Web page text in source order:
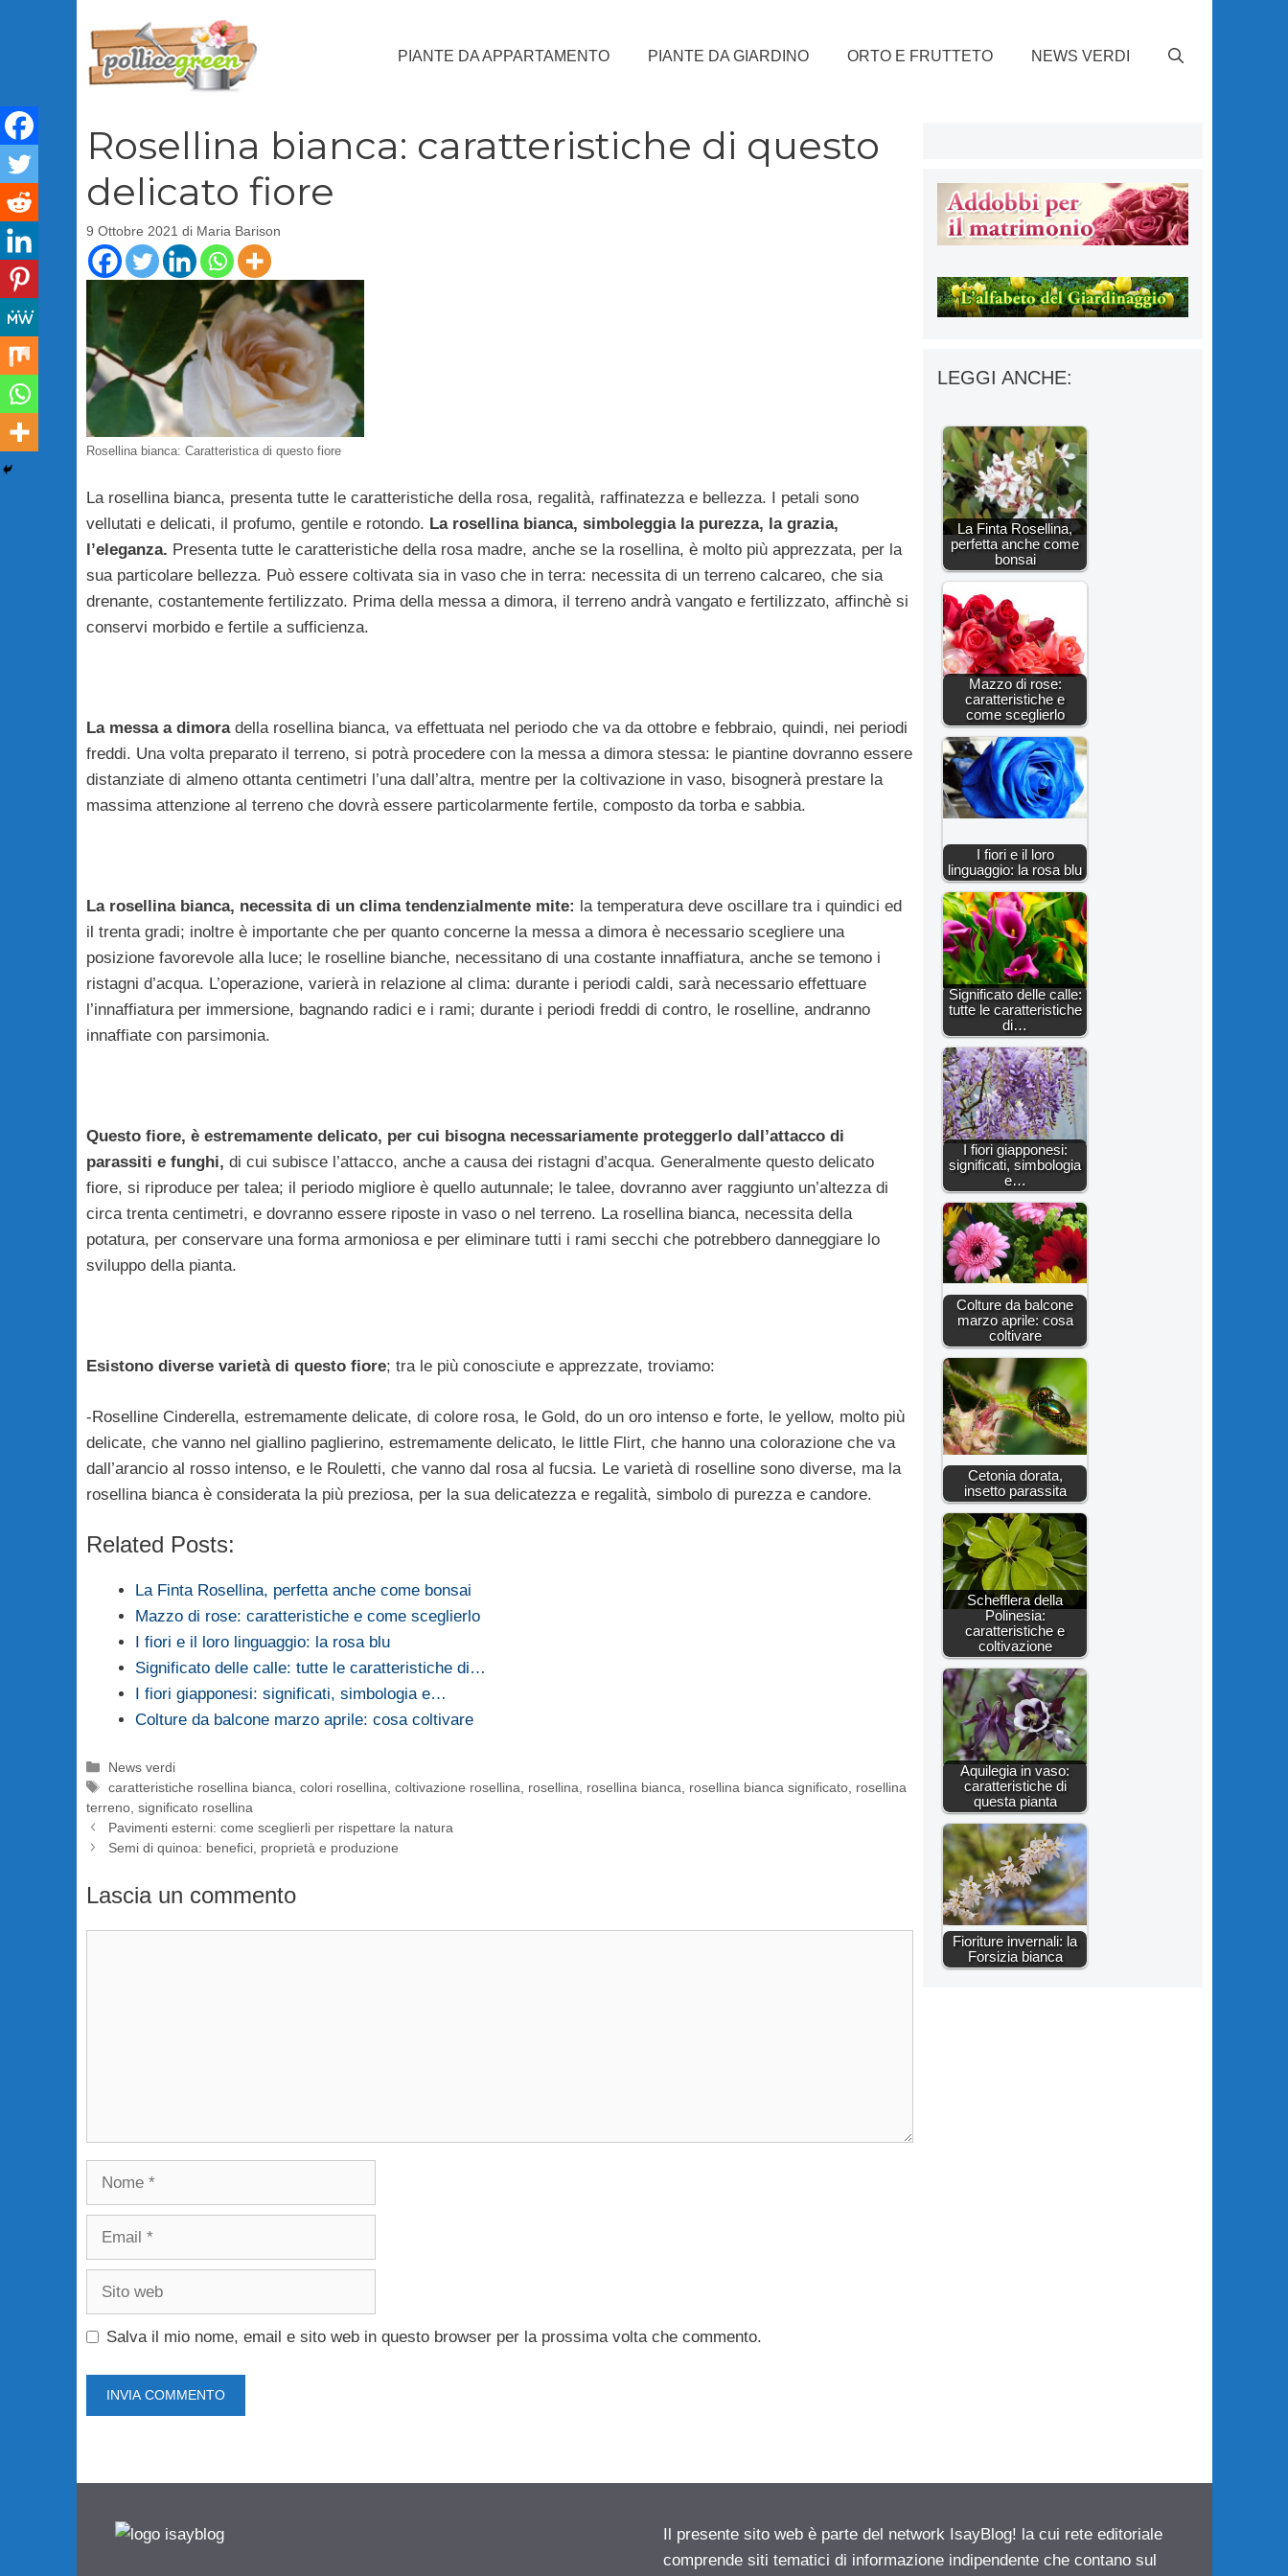
PIANTE DA APPARTAMENTO PIANTE DA GIARDINO ORTO E FRUTTETO NEWS VERDI
Rosellina bianca: caratteristiche di questo
delicato fiore
9 Ottobre 2021 di Maria Barison
Rosellina bianca: Caratteristica di questo fiore
La rosellina bianca, presenta tutte le caratteristiche della rosa, regalità, raffinatezza e bellezza. I petali sono
vellutati e delicati, il profumo, gentile e rotondo. La rosellina bianca, simboleggia la purezza, la grazia,
l’eleganza. Presenta tutte le caratteristiche della rosa madre, anche se la rosellina, è molto più apprezzata, per la
sua particolare bellezza. Può essere coltivata sia in vaso che in terra: necessita di un terreno calcareo, che sia
drenante, costantemente fertilizzato. Prima della messa a dimora, il terreno andrà vangato e fertilizzato, affinchè si
conservi morbido e fertile a sufficienza.
La messa a dimoradella rosellina bianca, va effettuata nel periodo che va da ottobre e febbraio, quindi, nei periodi
freddi. Una volta preparato il terreno, si potrà procedere con la messa a dimora stessa: le piantine dovranno essere
distanziate di almeno ottanta centimetri l’una dall’altra, mentre per la coltivazione in vaso, bisognerà prestare la
massima attenzione al terreno che dovrà essere particolarmente fertile, composto da torba e sabbia.
La rosellina bianca, necessita di un clima tendenzialmente mite: la temperatura deve oscillare tra i quindici ed
il trenta gradi; inoltre è importante che per quanto concerne la messa a dimora è necessario scegliere una
posizione favorevole alla luce; le roselline bianche, necessitano di una costante innaffiatura, anche se temono i
ristagni d’acqua. L’operazione, varierà in relazione al clima: durante i periodi caldi, sarà necessario effettuare
l’innaffiatura per immersione, bagnando radici e i rami; durante i periodi freddi di contro, le roselline, andranno
innaffiate con parsimonia.
Questo fiore, è estremamente delicato, per cui bisogna necessariamente proteggerlo dall’attacco di
parassiti e funghi, di cui subisce l’attacco, anche a causa dei ristagni d’acqua. Generalmente questo delicato
fiore, si riproduce per talea; il periodo migliore è quello autunnale; le talee, dovranno aver raggiunto un’altezza di
circa trenta centimetri, e dovranno essere riposte in vaso o nel terreno. La rosellina bianca, necessita della
potatura, per conservare una forma armoniosa e per eliminare tutti i rami secchi che potrebbero danneggiare lo
sviluppo della pianta.
Esistono diverse varietà di questo fiore; tra le più conosciute e apprezzate, troviamo:
-Roselline Cinderella, estremamente delicate, di colore rosa, le Gold, do un oro intenso e forte, le yellow, molto più
delicate, che vanno nel giallino paglierino, estremamente delicato, le little Flirt, che hanno una colorazione che va
dall’arancio al rosso intenso, e le Rouletti, che vanno dal rosa al fucsia. Le varietà di roselline sono diverse, ma la
rosellina bianca è considerata la più preziosa, per la sua delicatezza e regalità, simbolo di purezza e candore.
Related Posts:
La Finta Rosellina, perfetta anche come bonsai
Mazzo di rose: caratteristiche e come sceglierlo
I fiori e il loro linguaggio: la rosa blu
Significato delle calle: tutte le caratteristiche di…
I fiori giapponesi: significati, simbologia e…
Colture da balcone marzo aprile: cosa coltivare
Categorie
News verdi
Tag
caratteristiche rosellina bianca colori rosellina coltivazione rosellina rosellina rosellina bianca rosellina bianca significato, rosellina
terreno, significato rosellina
Pavimenti esterni: come sceglierli per rispettare la natura
Semi di quinoa: benefici, proprietà e produzione
Lascia un commento
Nome
Email
Sito
Salva il mio nome, email e sito web in questo browser per la prossima volta che commento.
LEGGI ANCHE:
La Finta Rosellina,
perfetta anche come
bonsai
Mazzo di rose:
caratteristiche e
come sceglierlo
I fiori e il loro
linguaggio: la rosa blu
Significato delle calle:
tutte le caratteristiche
di…
I fiori giapponesi:
significati, simbologia
e…
Colture da balcone
marzo aprile: cosa
coltivare
Cetonia dorata,
insetto parassita
Schefflera della
Polinesia:
caratteristiche e
coltivazione
Aquilegia in vaso:
caratteristiche di
questa pianta
Fioriture invernali: la
Forsizia bianca
Il presente sito web è parte del network IsayBlog! la cui rete editoriale
comprende siti tematici di informazione indipendente che contano sul